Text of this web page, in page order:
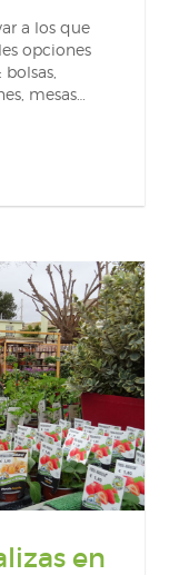
a los que
opciones
mesas…
en